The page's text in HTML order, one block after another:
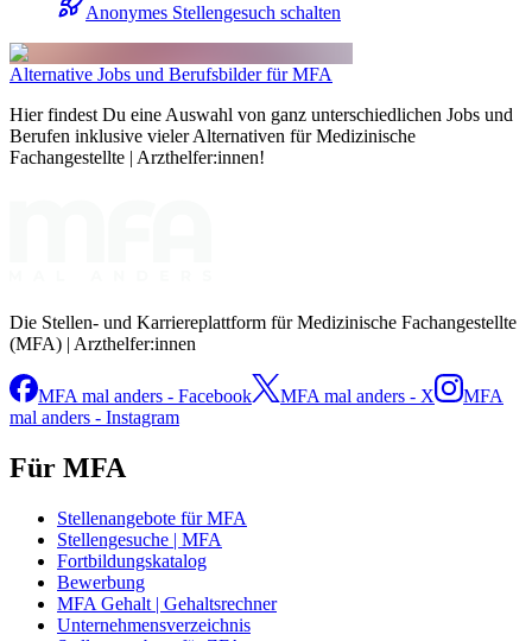
Anonymes Stellengesuch schalten
Alternative Jobs und Berufsbilder für MFA
Hier findest Du eine Auswahl von ganz unterschiedlichen Jobs und
Berufen inklusive vieler Alternativen für Medizinische
Fachangestellte | Arzthelfer:innen!
Die Stellen- und Karriereplattform für Medizinische Fachangestellte
(MFA) | Arzthelfer:innen
MFA mal anders - Facebook MFA mal anders - X
MFA
mal anders - Instagram
Für MFA
Stellenangebote für MFA
Stellengesuche | MFA
Fortbildungskatalog
Bewerbung
MFA Gehalt | Gehaltsrechner
Unternehmensverzeichnis